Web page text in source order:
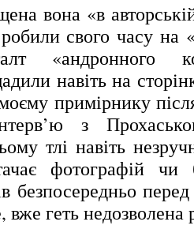
вона «в
свого часу на
«андронного
навіть на
примірнику
з
тлі навіть
фотографій чи
безпосередньо
вже геть недозволена